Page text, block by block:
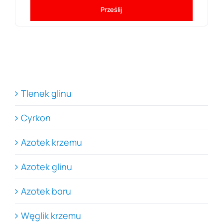
Prześlij
Tlenek glinu
Cyrkon
Azotek krzemu
Azotek glinu
Azotek boru
Węglik krzemu